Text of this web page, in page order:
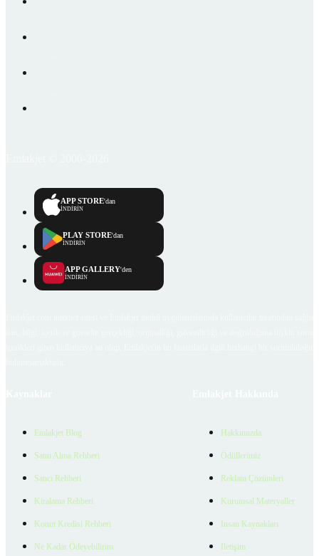
APP STORE'dan
İNDİRİN
PLAY STORE'dan
İNDİRİN
APP GALLERY'den
İNDİRİN
Emlakjet Blog
Satın Alma Rehberi
Satıcı Rehberi
Kiralama Rehberi
Konut Kredisi Rehberi
Ne Kadar Ödeyebilirim
Hakkımızda
Ödüllerimiz
Reklam Çözümleri
Kurumsal Materyaller
İnsan Kaynakları
İletişim